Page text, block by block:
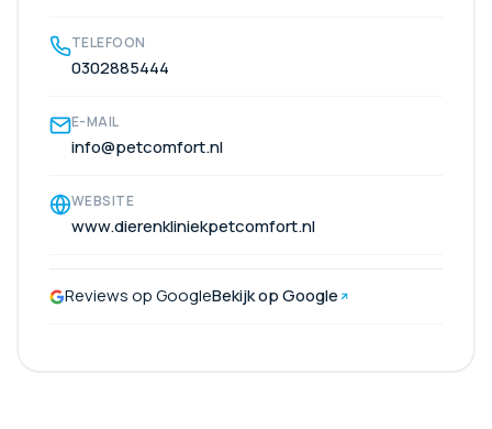
TELEFOON
0302885444
E-MAIL
info@petcomfort.nl
WEBSITE
www.dierenkliniekpetcomfort.nl
Reviews op GoogleBekijk op Google